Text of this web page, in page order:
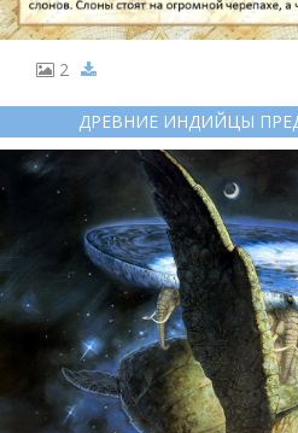
2
ДРЕВНИЕ ИНДИЙЦЫ